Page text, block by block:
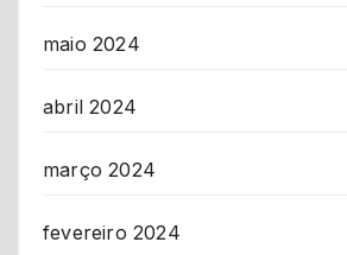
maio 2024
abril 2024
março 2024
fevereiro 2024